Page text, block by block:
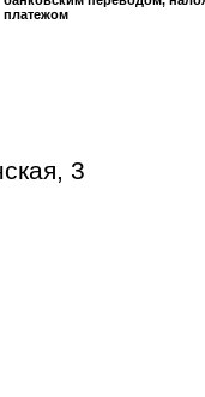
платежом
3